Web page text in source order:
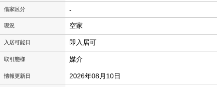
借家区分 -
現況 空家
入居可能日 即入居可
取引態様 媒介
情報更新日 2026年08月10日